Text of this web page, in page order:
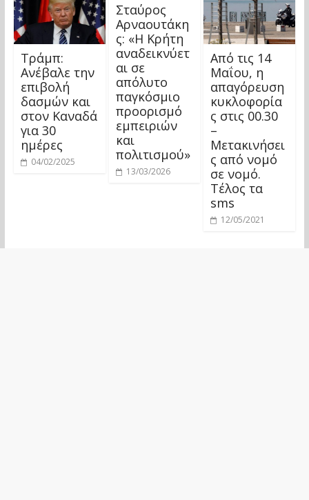
Τράμπ:
Ανέβαλε την
επιβολή
δασμών και
στον Καναδά
για 30
ημέρες
04/02/2025
Σταύρος
Αρναουτάκη
ς: «Η Κρήτη
αναδεικνύετ
αι σε
απόλυτο
παγκόσμιο
προορισμό
εμπειριών
και
πολιτισμού»
13/03/2026
Από τις 14
Μαΐου, η
απαγόρευση
κυκλοφορία
ς στις 00.30
–
Μετακινήσει
ς από νομό
σε νομό.
Τέλος τα
sms
12/05/2021